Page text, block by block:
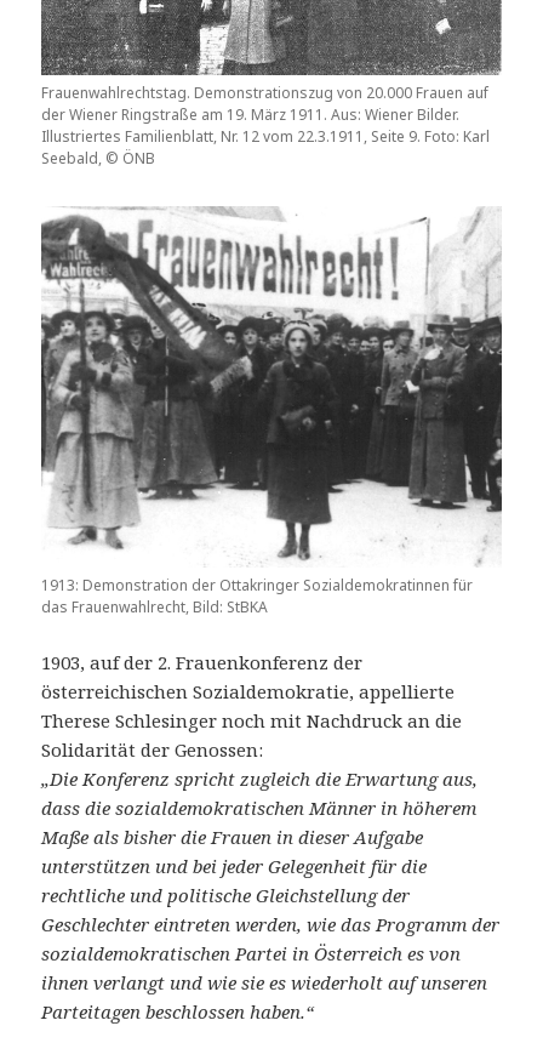
Frauenwahlrechtstag. Demonstrationszug von 20.000 Frauen auf
der Wiener Ringstraße am 19. März 1911. Aus: Wiener Bilder.
Illustriertes Familienblatt, Nr. 12 vom 22.3.1911, Seite 9. Foto: Karl
Seebald, © ÖNB
1913: Demonstration der Ottakringer Sozialdemokratinnen für
das Frauenwahlrecht, Bild: StBKA
1903, auf der 2. Frauenkonferenz der
österreichischen Sozialdemokratie, appellierte
Therese Schlesinger noch mit Nachdruck an die
Solidarität der Genossen:
„Die Konferenz spricht zugleich die Erwartung aus,
dass die sozialdemokratischen Männer in höherem
Maße als bisher die Frauen in dieser Aufgabe
unterstützen und bei jeder Gelegenheit für die
rechtliche und politische Gleichstellung der
Geschlechter eintreten werden, wie das Programm der
sozialdemokratischen Partei in Österreich es von
ihnen verlangt und wie sie es wiederholt auf unseren
Parteitagen beschlossen haben.“